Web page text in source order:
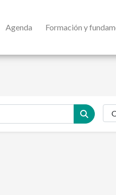
Agenda Formación y